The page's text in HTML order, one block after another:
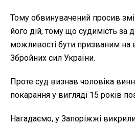
Тому обвинувачений просив
його дій, тому що судимість за
можливості бути призваним на
Збройних сил України.
Проте суд визнав чоловіка
покарання у вигляді 15 років
Нагадаємо, у Запоріжжі